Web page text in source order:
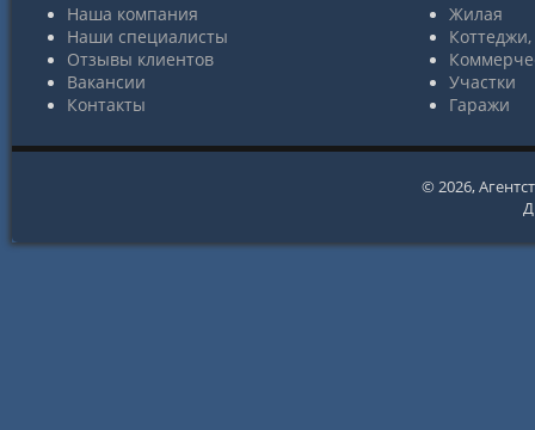
Наша компания
Наши специалисты
Отзывы клиентов
Вакансии
Контакты
Жилая
Участки
Гаражи
© 2026,